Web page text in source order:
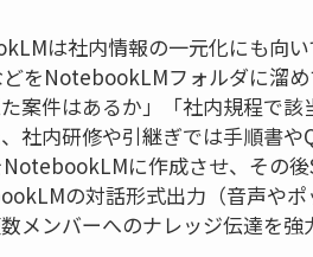
は社内情報の一元化にも向
をNotebookLMフォルダに溜
案件はあるか」「社内規程で
社内研修や引継ぎでは手順書
に作成させ、その
の対話形式出力（音声や
メンバーへのナレッジ伝達を強